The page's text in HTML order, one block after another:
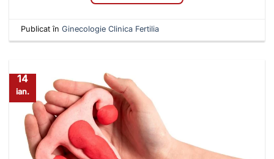
Publicat înGinecologie Clinica Fertilia
14
ian.